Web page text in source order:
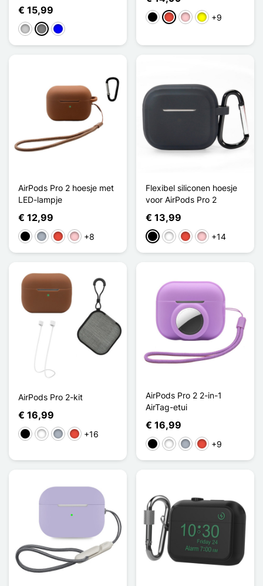
€ 15,99
Transparant
Gris Transparent
Bleu Transparent
ZwartRoodRozeGeel+9
AirPods Pro 2 hoesje met
LED-lampje
€ 12,99
ZwartGrijsRoodRoze+8
Flexibel siliconen hoesje
voor AirPods Pro 2
€ 13,99
ZwartWit RoodRoze+14
AirPods Pro 2-kit
€ 16,99
ZwartWit GrijsRood+16
AirPods Pro 2 2-in-1
AirTag-etui
€ 16,99
ZwartWit GrijsRood+9